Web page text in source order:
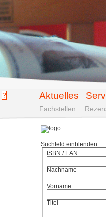
Aktuelles
Fachstellen
Suchfeld einblenden
ISBN / EAN
Nachname
Vorname
Titel